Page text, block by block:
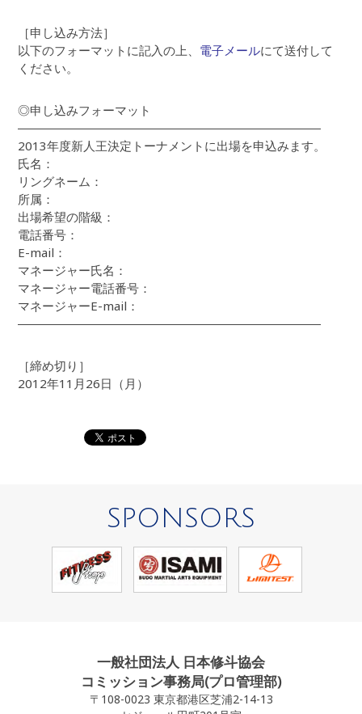
［申し込み方法］
以下のフォーマットに記入の上、 電子メールにて送付して
ください。
◎申し込みフォーマット
―――――――――――――――――――――――――
2013年度新人王決定トーナメントに出場を申込みます。
氏名：
リングネーム：
所属：
出場希望の階級：
電話番号：
E-mail：
マネージャー氏名：
マネージャー電話番号：
マネージャーE-mail：
―――――――――――――――――――――――――
［締め切り］
2012年11月26日（月）
SPONSORS
一般社団法人 日本修斗協会
コミッション事務局(プロ管理部)
〒108-0023 東京都港区芝浦2-14-13